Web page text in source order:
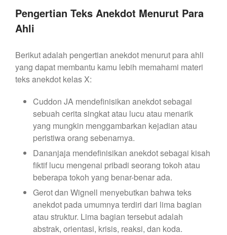
Pengertian Teks Anekdot Menurut Para
Ahli
Berikut adalah pengertian anekdot menurut para ahli
yang dapat membantu kamu lebih memahami materi
teks anekdot kelas X:
Cuddon JA mendefinisikan anekdot sebagai
sebuah cerita singkat atau lucu atau menarik
yang mungkin menggambarkan kejadian atau
peristiwa orang sebenarnya.
Dananjaja mendefinisikan anekdot sebagai kisah
fiktif lucu mengenai pribadi seorang tokoh atau
beberapa tokoh yang benar-benar ada.
Gerot dan Wignell menyebutkan bahwa teks
anekdot pada umumnya terdiri dari lima bagian
atau struktur. Lima bagian tersebut adalah
abstrak, orientasi, krisis, reaksi, dan koda.